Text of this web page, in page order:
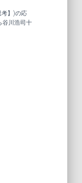
】)の応
谷川浩司十